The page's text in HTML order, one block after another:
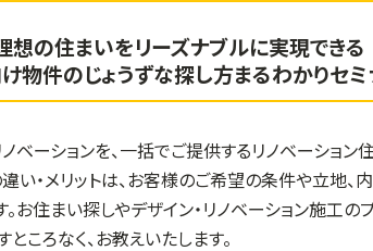
想の住まいをリーズナブルに実現できる
け物件のじょうずな探し方まるわかりセ
ベーションを、一括でご提供するリノベーション
い・メリットは、お客様のご希望の条件や立地、
お住まい探しやデザイン・リノベーション施工
ころなく、お教えいたします。